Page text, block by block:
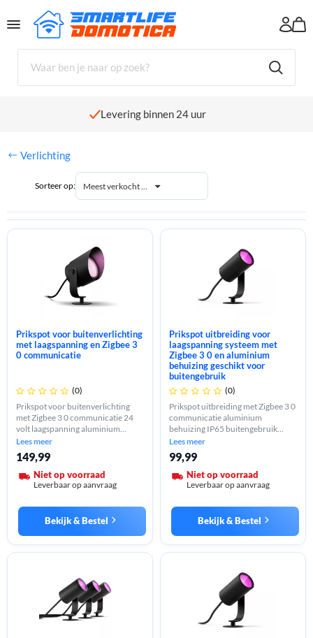
Winkelwagen
Er zijn nog geen producten in jouw winkelwagen geplaatst.
Levering binnen 24 uur
Verlichting
Sorteer op: Meest verkocht ...
Prikspot voor buitenverlichting
met laagspanning en Zigbee 3
0 communicatie
     (0)
Prikspot voor buitenverlichting
met Zigbee 3 0 communicatie 24
volt laagspanning aluminium
behuizing IP65 vaste fitting vrij te
plaatsen of vast te monteren
uitbreidbaar met meerdere spots
Lees meer
149,99
Niet op voorraad
Leverbaar op aanvraag
Bekijk & Bestel
Prikspot uitbreiding voor
laagspanning systeem met
Zigbee 3 0 en aluminium
behuizing geschikt voor
buitengebruik
     (0)
Prikspot uitbreiding met Zigbee 3 0
communicatie aluminium
behuizing IP65 buitengebruik
vaste E27 fitting 8 watt instelbare
kleur en lichtsterkte 350-590
lumen
Lees meer
99,99
Niet op voorraad
Leverbaar op aanvraag
Bekijk & Bestel